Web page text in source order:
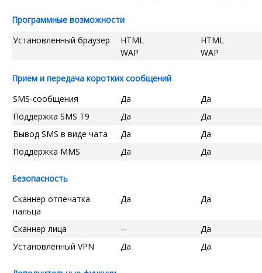
Программные возможности
Установленный браузер
HTML
WAP
HTML
WAP
Прием и передача коротких сообщений
SMS-сообщения
Да
Да
Поддержка SMS T9
Да
Да
Вывод SMS в виде чата
Да
Да
Поддержка MMS
Да Да
Безопасность
Сканнер отпечатка
пальца
Да Да
Сканнер лица --
Да
Установленный VPN
Да Да